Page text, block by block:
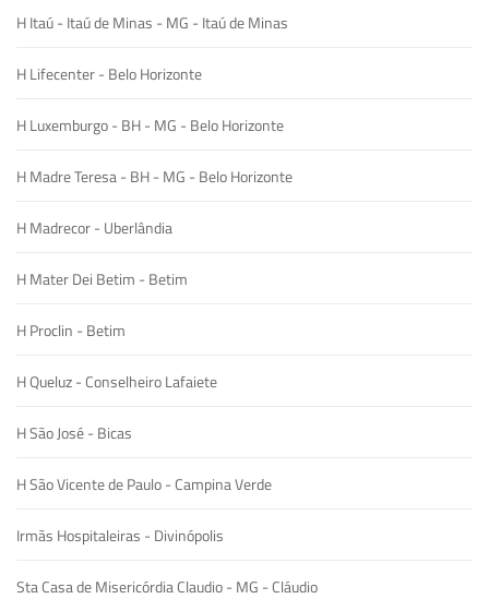
H Itaú - Itaú de Minas - MG - Itaú de Minas
H Lifecenter - Belo Horizonte
H Luxemburgo - BH - MG - Belo Horizonte
H Madre Teresa - BH - MG - Belo Horizonte
H Madrecor - Uberlândia
H Mater Dei Betim - Betim
H Proclin - Betim
H Queluz - Conselheiro Lafaiete
H São José - Bicas
H São Vicente de Paulo - Campina Verde
Irmãs Hospitaleiras - Divinópolis
Sta Casa de Misericórdia Claudio - MG - Cláudio